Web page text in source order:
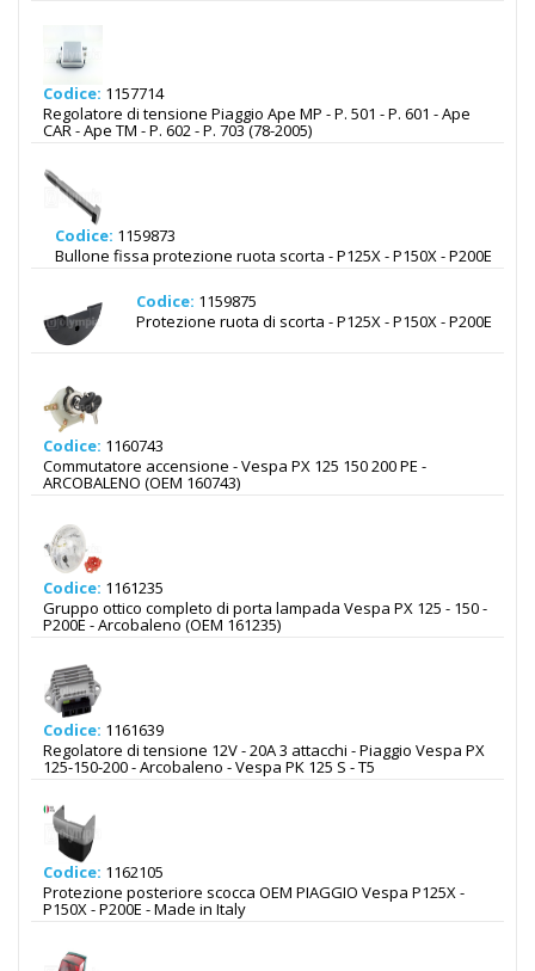
Codice: 1157714
Regolatore di tensione Piaggio Ape MP - P. 501 - P. 601 - Ape
CAR - Ape TM - P. 602 - P. 703 (78-2005)
Codice: 1159873
Bullone fissa protezione ruota scorta - P125X - P150X - P200E
Codice: 1159875
Protezione ruota di scorta - P125X - P150X - P200E
Codice: 1160743
Commutatore accensione - Vespa PX 125 150 200 PE -
ARCOBALENO (OEM 160743)
Codice: 1161235
Gruppo ottico completo di porta lampada Vespa PX 125 - 150 -
P200E - Arcobaleno (OEM 161235)
Codice: 1161639
Regolatore di tensione 12V - 20A 3 attacchi - Piaggio Vespa PX
125-150-200 - Arcobaleno - Vespa PK 125 S - T5
Codice: 1162105
Protezione posteriore scocca OEM PIAGGIO Vespa P125X -
P150X - P200E - Made in Italy